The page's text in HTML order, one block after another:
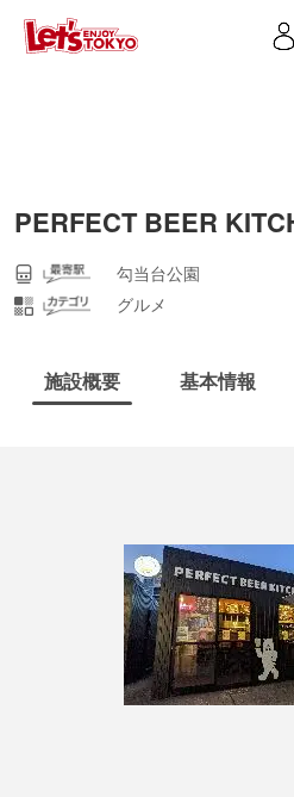
PERFECT BEER
勾当台公園
グルメ
施設概要 基本情報